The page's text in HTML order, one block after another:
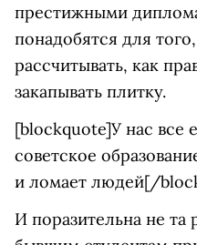
престижными
понадобятся для
рассчитывать, как
закапывать плитку.
[blockquote]У нас все
советское
и ломает людей[/
И поразительна не та